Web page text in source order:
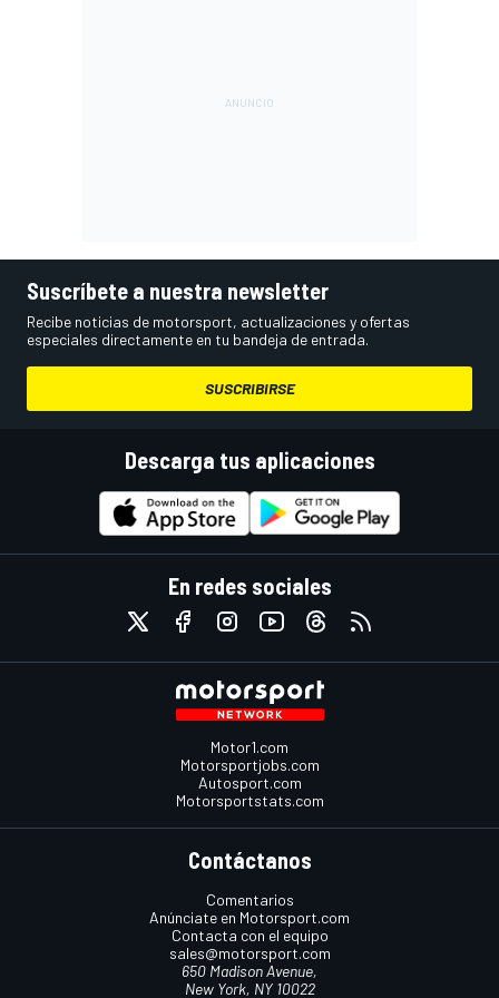
Suscríbete a nuestra newsletter
Recibe noticias de motorsport, actualizaciones y ofertas
especiales directamente en tu bandeja de entrada.
SUSCRIBIRSE
Descarga tus aplicaciones
En redes sociales
Motor1.com
Motorsportjobs.com
Autosport.com
Motorsportstats.com
Contáctanos
Comentarios
Anúnciate en Motorsport.com
Contacta con el equipo
sales@motorsport.com
650 Madison Avenue,
New York, NY 10022